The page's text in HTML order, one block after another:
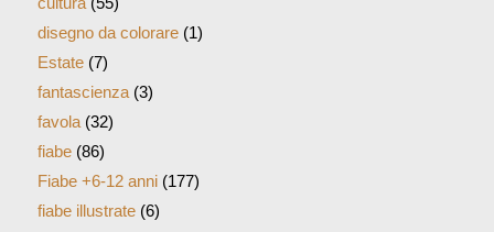
disegno da colorare(1)
Estate(7)
fantascienza(3)
favola(32)
fiabe(86)
Fiabe +6-12 anni(177)
fiabe illustrate(6)